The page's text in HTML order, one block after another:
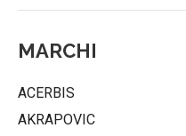
MARCHI
ACERBIS
AKRAPOVIC